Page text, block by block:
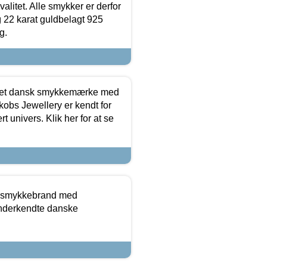
Alle smykker er derfor
22 karat guldbelagt 925
dansk smykkemærke med
Jewellery er kendt for
univers. Klik her for at se
med
danske